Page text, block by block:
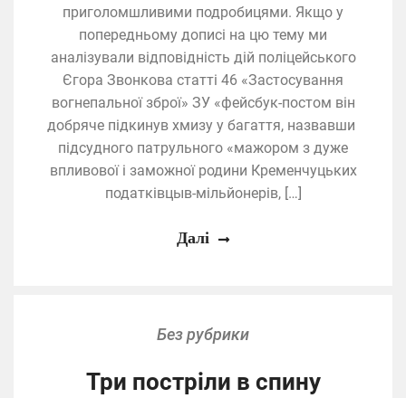
приголомшливими подробицями. Якщо у
попередньому дописі на цю тему ми
аналізували відповідність дій поліцейського
Єгора Звонкова статті 46 «Застосування
вогнепальної зброї» ЗУ «фейсбук-постом він
добряче підкинув хмизу у багаття, назвавши
підсудного патрульного «мажором з дуже
впливової і заможної родини Кременчуцьких
податківцыв-мільйонерів, […]
Далі
Без рубрики
Три постріли в спину